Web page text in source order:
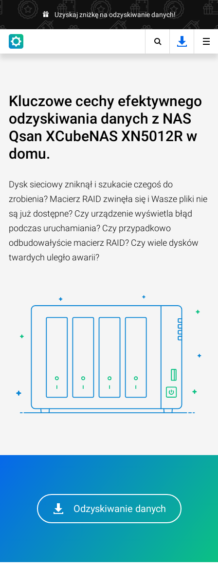
Uzyskaj zniżkę na odzyskiwanie danych!
Kluczowe cechy efektywnego
odzyskiwania danych z NAS
Qsan XCubeNAS XN5012R w
domu.
Dysk sieciowy zniknął i szukacie czegoś do
zrobienia? Macierz RAID zwinęła się i Wasze pliki nie
są już dostępne? Czy urządzenie wyświetla błąd
podczas uruchamiania? Czy przypadkowo
odbudowałyście macierz RAID? Czy wiele dysków
twardych uległo awarii?
Odzyskiwanie danych